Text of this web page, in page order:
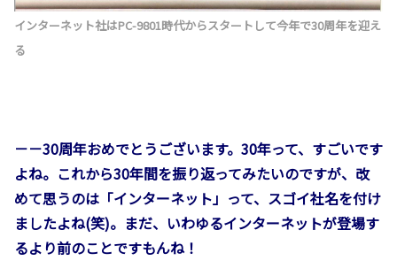
インターネット社はPC-9801時代からスタートして今年で30周年を迎え
る
－－30周年おめでとうございます。30年って、すごいです
よね。これから30年間を振り返ってみたいのですが、改
めて思うのは「インターネット」って、スゴイ社名を付け
ましたよね(笑)。まだ、いわゆるインターネットが登場す
るより前のことですもんね！